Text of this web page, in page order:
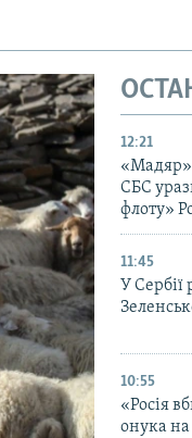
12:21
СБС
флоту»
11:45
У Сербії
10:55
«Росія
онука